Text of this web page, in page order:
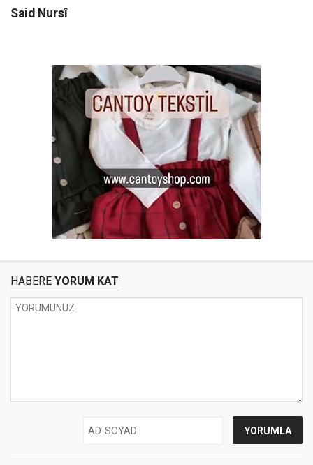
Said Nursî
HABERE YORUM KAT